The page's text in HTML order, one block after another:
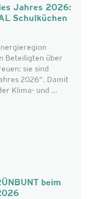
Jahres 2026:
Schulküchen
Beteiligten über
sie sind
2026“. Damit
Klima- und ...
beim